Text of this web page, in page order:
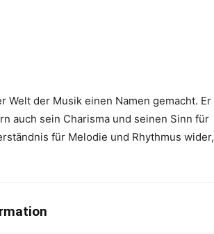
Welt der Musik einen Namen gemacht. Er
auch sein Charisma und seinen Sinn für
für Melodie und Rhythmus wider,